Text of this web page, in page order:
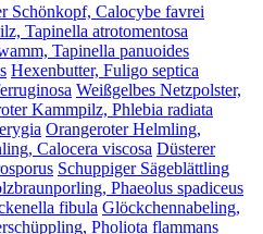
Schönkopf, Calocybe favrei
Tapinella atrotomentosa
Tapinella panuoides
Hexenbutter, Fuligo septica
Weißgelbes Netzpolster,
Kammpilz, Phlebia radiata
Orangeroter Helmling,
Calocera viscosa Düsterer
Schuppiger Sägeblättling
Phaeolus spadiceus
fibula Glöckchennabeling,
Pholiota flammans